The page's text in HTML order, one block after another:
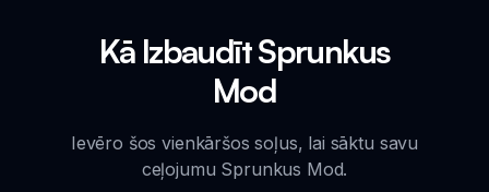
Kā Izbaudīt Sprunkus
Mod
Ievēro šos vienkāršos soļus, lai sāktu savu
ceļojumu Sprunkus Mod.